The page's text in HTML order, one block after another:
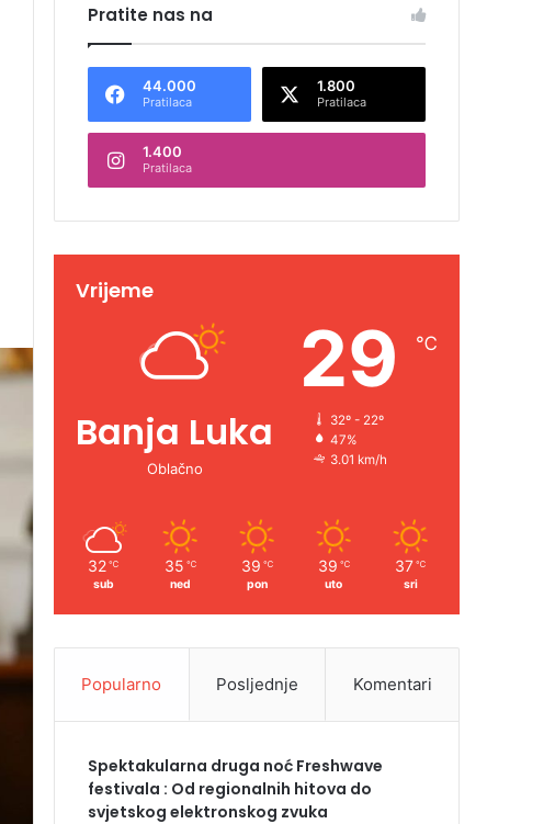
Pratite nas na
44.000
Pratilaca
1.800
Pratilaca
1.400
Pratilaca
Vrijeme
Banja Luka
Oblačno
29 ℃
32º - 22º
47%
3.01 km/h
32 ℃
sub
35 ℃
ned
39 ℃
pon
39 ℃
uto
37 ℃
sri
Popularno Posljednje Komentari
Spektakularna druga noć Freshwave
festivala : Od regionalnih hitova do
svjetskog elektronskog zvuka